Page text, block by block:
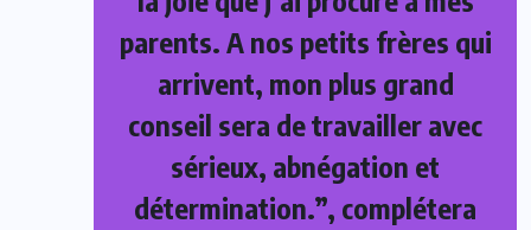
parents. A nos petits frères qui
arrivent, mon plus grand
conseil sera de travailler avec
sérieux, abnégation et
détermination.”, complétera